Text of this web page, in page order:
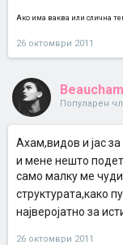
Ако има ваква или слична
26 октомври 2011
Популарен
Ахам,видов и јас
и мене нешто
само малку ме
структурата,како
најверојатно за
26 октомври 2011